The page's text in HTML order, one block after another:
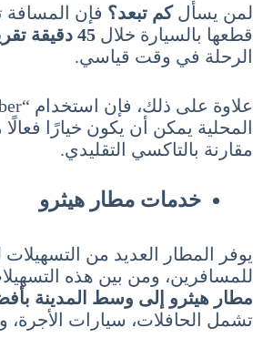
لمن يسألكم تبعد؟ فإن المسافة
قطعها بالسيارة خلال 45 دقيقة تقريبًا
الرحلة في وقت قياسي.
المحلية يمكن أن يكون خيارًا
مقارنة بالتاكسي التقليدي.
خدمات مطار هيثرو
يوفر المطار العديد من
للمسافرين، ومن بين هذه
مطار هيثرو إلى وسط المدينة
تشمل الحافلات، سيارات الأجرة،